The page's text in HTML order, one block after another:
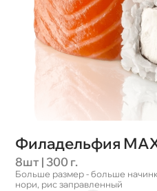
Филадельфия
8шт | 300 г.
Больше размер - больше
нори, рис заправленный